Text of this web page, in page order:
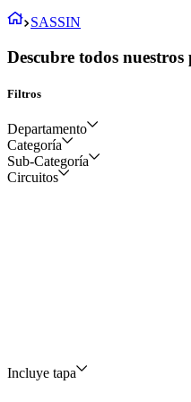
SASSIN
Descubre todos
Filtros
Departamento
Eléctrico y construcción
Categoría
Tableros
Sub-Categoría
Circuitos
Incluye tapa